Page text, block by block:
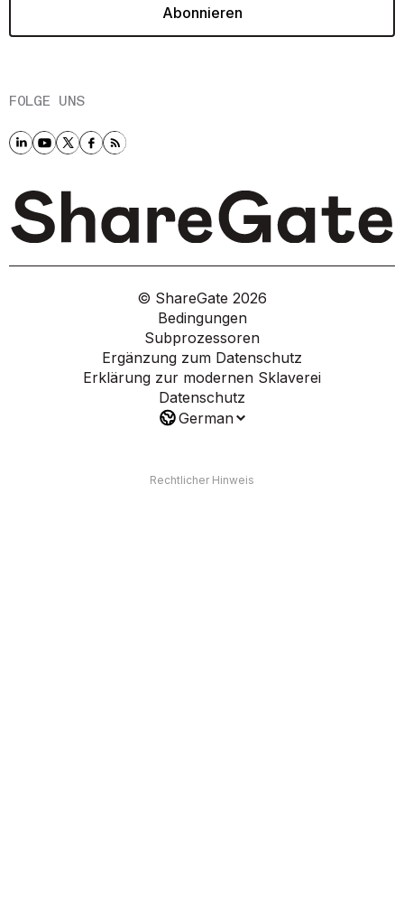
FOLGE UNS
© ShareGate 2026
Bedingungen
Subprozessoren
Ergänzung zum Datenschutz
Erklärung zur modernen Sklaverei
Datenschutz
German
Rechtlicher Hinweis